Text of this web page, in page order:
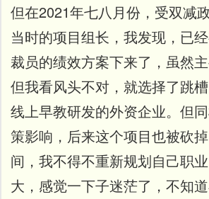
但在2021年七八月份，受双减
当时的项目组长，我发现，已
裁员的绩效方案下来了，虽然
但我看风头不对，就选择了跳
线上早教研发的外资企业。但
策影响，后来这个项目也被砍掉
间，我不得不重新规划自己职
大，感觉一下子迷茫了，不知